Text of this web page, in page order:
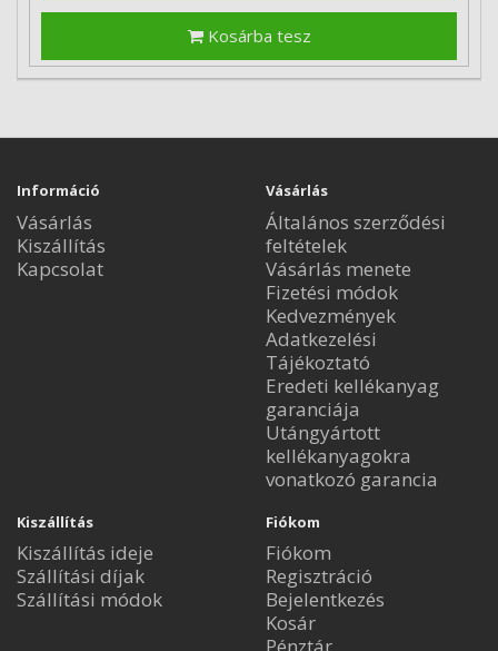
Kosárba tesz
Információ
Vásárlás
Kiszállítás
Kapcsolat
Vásárlás
Általános szerződési
feltételek
Vásárlás menete
Fizetési módok
Kedvezmények
Adatkezelési
Tájékoztató
Eredeti kellékanyag
garanciája
Utángyártott
kellékanyagokra
vonatkozó garancia
Kiszállítás
Kiszállítás ideje
Szállítási díjak
Szállítási módok
Fiókom
Fiókom
Regisztráció
Bejelentkezés
Kosár